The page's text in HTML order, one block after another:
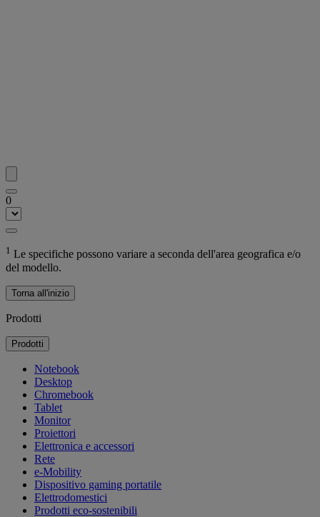
0
1 Le specifiche possono variare a seconda dell'area geografica e/o
del modello.
Torna all'inizio
Prodotti
Prodotti
Notebook
Desktop
Chromebook
Tablet
Monitor
Proiettori
Elettronica e accessori
Rete
e-Mobility
Dispositivo gaming portatile
Elettrodomestici
Prodotti eco-sostenibili